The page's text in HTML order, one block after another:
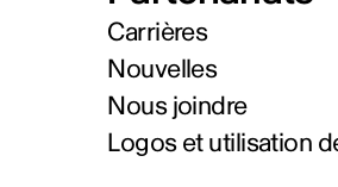
Carrières
Nouvelles
Nous joindre
Logos et utilisation